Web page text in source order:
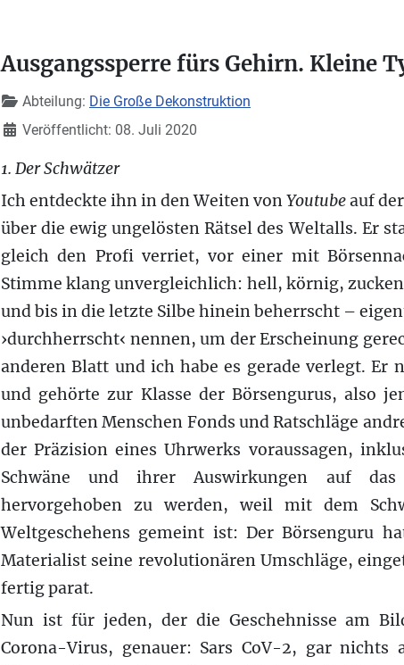
Ausgangssperre fürs Gehirn. Kleine
DetailsAbteilung: Die Große Dekonstruktion
Veröffentlicht: 08. Juli 2020
1. Der Schwätzer
Ich entdeckte ihn in den Weiten vonYoutubeauf
über die ewig ungelösten Rätsel des Weltalls. Er
gleich den Profi verriet, vor einer mit
Stimme klang unvergleichlich: hell, körnig,
und bis in die letzte Silbe hinein beherrscht –
›durchherrscht‹ nennen, um der Erscheinung
anderen Blatt und ich habe es gerade verlegt. Er
und gehörte zur Klasse der Börsengurus, also
unbedarften Menschen Fonds und Ratschläge
der Präzision eines Uhrwerks voraussagen,
Schwäne und ihrer Auswirkungen auf das
hervorgehoben zu werden, weil mit dem
Weltgeschehens gemeint ist: Der Börsenguru
Materialist seine revolutionären Umschläge,
fertig parat.
Nun ist für jeden, der die Geschehnisse am
Corona-Virus, genauer: Sars CoV-2, gar nichts